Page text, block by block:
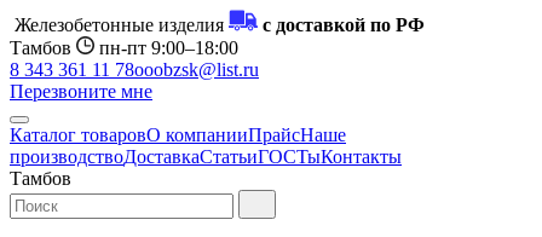
Железобетонные изделия
с доставкой по РФ
Тамбов
пн-пт 9:00–18:00
8 343 361 11 78ooobzsk@list.ru
Перезвоните мне
Каталог товаровО компанииПрайсНаше
производствоДоставкаСтатьиГОСТыКонтакты
Тамбов